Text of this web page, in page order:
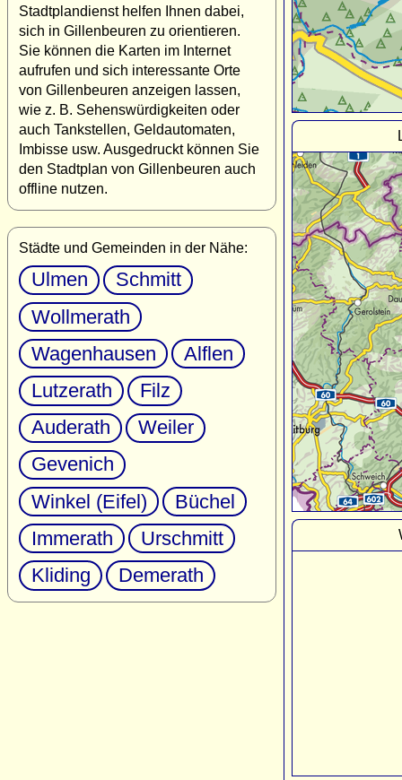
Stadtplandienst helfen Ihnen dabei,
sich in Gillenbeuren zu orientieren.
Sie können die Karten im Internet
aufrufen und sich interessante Orte
von Gillenbeuren anzeigen lassen,
wie z. B. Sehenswürdigkeiten oder
auch Tankstellen, Geldautomaten,
Imbisse usw. Ausgedruckt können Sie
den Stadtplan von Gillenbeuren auch
offline nutzen.
Städte und Gemeinden in der Nähe:
Ulmen
Schmitt
Wollmerath
Wagenhausen
Alflen
Lutzerath
Filz
Auderath
Weiler
Gevenich
Winkel (Eifel)
Büchel
Immerath
Urschmitt
Kliding
Demerath